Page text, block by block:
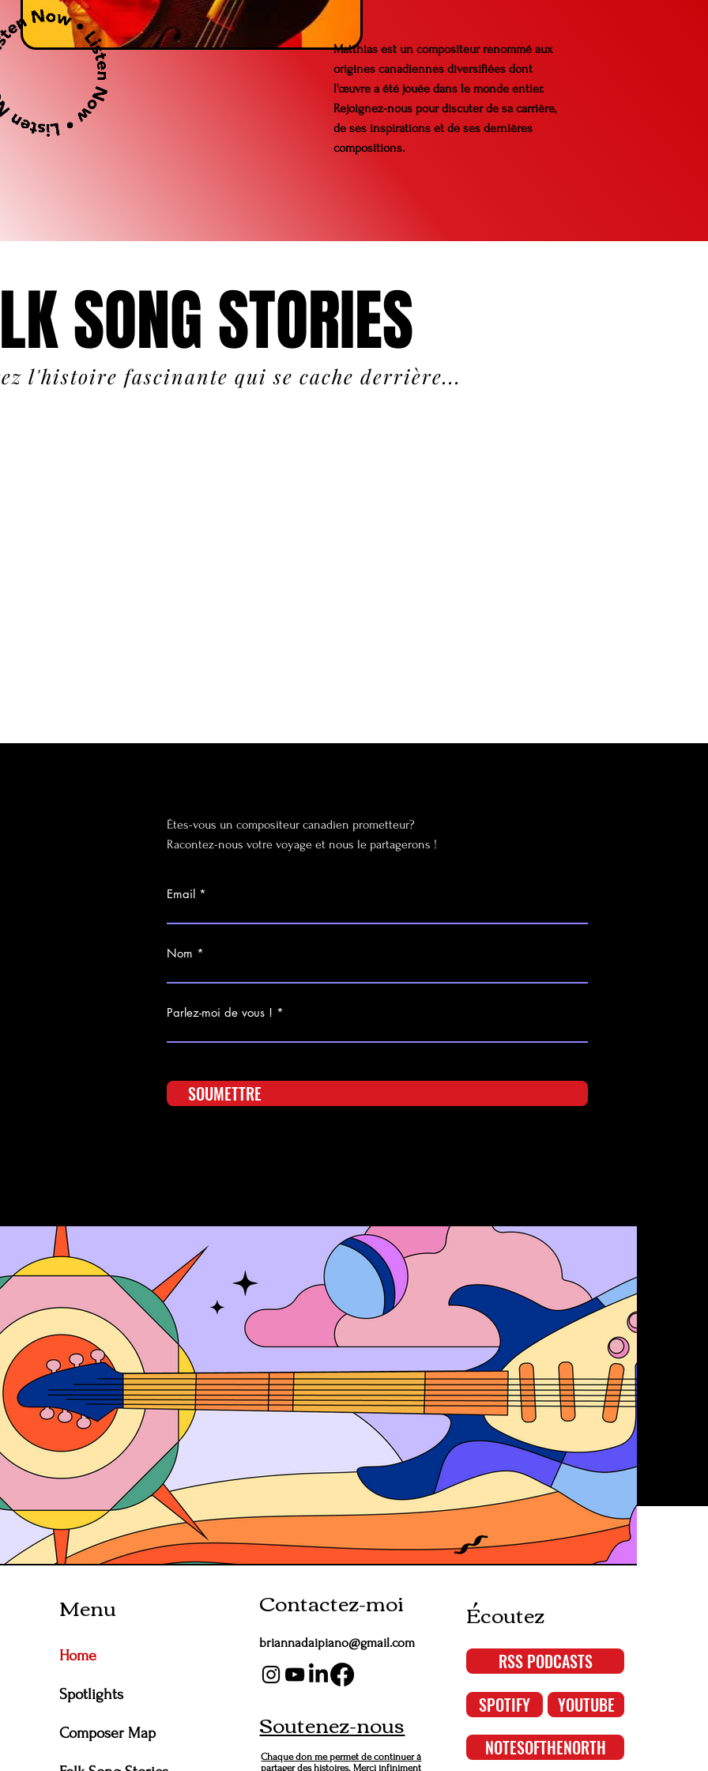
Matthias est un compositeur renommé aux
origines canadiennes diversifiées dont
l'œuvre a été jouée dans le monde entier.
Rejoignez-nous pour discuter de sa carrière,
de ses inspirations et de ses dernières
compositions.
SONG STORIES
SONG STORIES
l'histoire fascinante qui se cache derrière...
Êtes-vous un compositeur canadien prometteur?
Racontez-nous votre voyage et nous le partagerons !
Email
Nom
Parlez-moi de vous !
SOUMETTRE
Menu
Home
Spotlights
Composer Map
Contactez-moi
briannadaipiano@gmail.com
Soutenez-nous
Chaque don me permet de continuer à
partager des histoires. Merci infiniment
Écoutez
RSS PODCASTS
SPOTIFY
YOUTUBE
NOTESOFTHENORTH